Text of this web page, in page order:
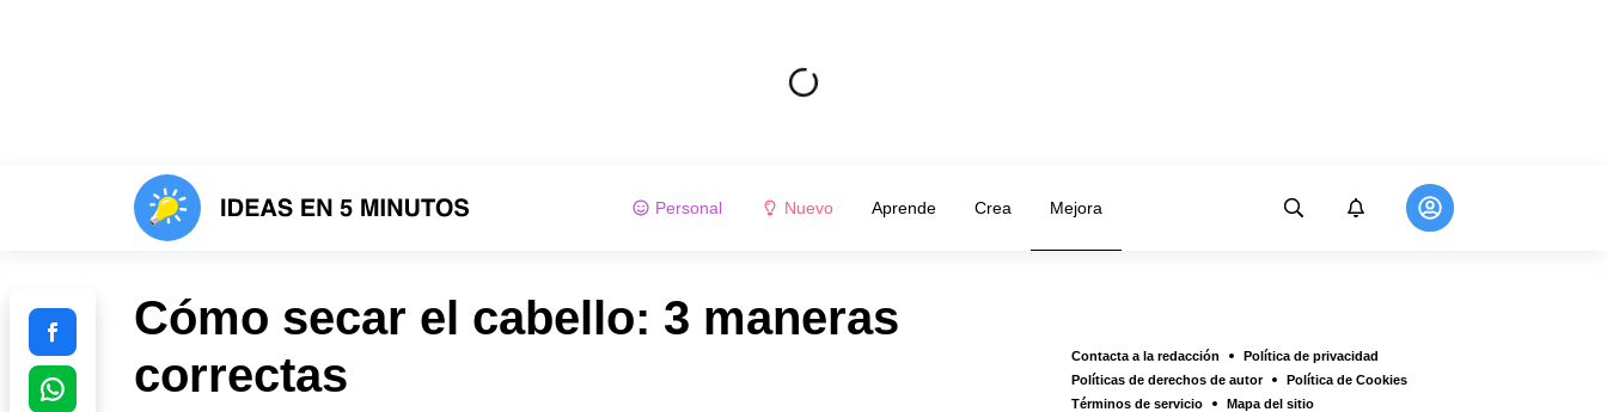
Personal Nuevo Aprende Crea Mejora
Contacta a la redacción
Política de privacidad
Políticas de derechos de autor
Política de Cookies
Términos de servicio
Mapa del sitio
Cómo secar el cabello: 3 maneras
correctas